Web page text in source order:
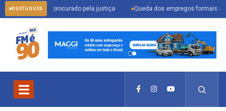
DESTAQUES
procurado pela justiça Queda dos empregos formais em Itu reflete